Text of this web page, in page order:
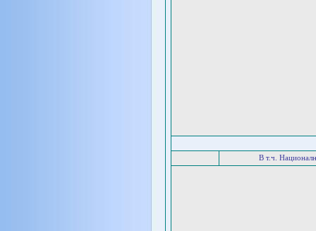
В т.ч.